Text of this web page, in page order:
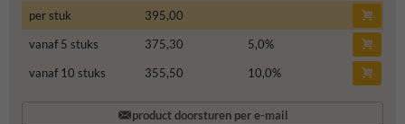
per stuk
395,00
vanaf 5 stuks
375,30 5,0%
vanaf 10 stuks
355,50 10,0%
product doorsturen per e-mail